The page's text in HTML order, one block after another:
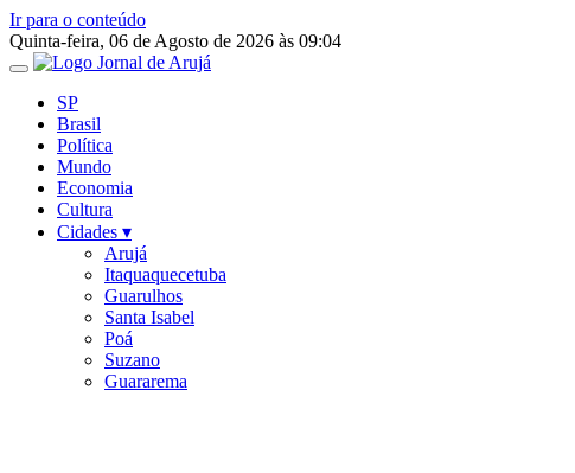
Ir para o conteúdo
Quinta-feira, 06 de Agosto de 2026 às 09:04
SP
Brasil
Política
Mundo
Economia
Cultura
Cidades ▾
Arujá
Itaquaquecetuba
Guarulhos
Santa Isabel
Poá
Suzano
Guararema